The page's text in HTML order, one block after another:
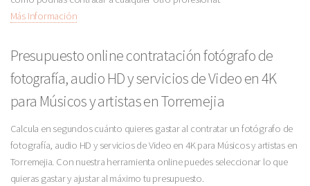
Más Información
Presupuesto online contratación fotógrafo de
fotografía, audio HD y servicios de Video en 4K
para Músicos y artistas en Torremejia
Calcula en segundos cuánto quieres gastar al contratar un fotógrafo de
fotografía, audio HD y servicios de Video en 4K para Músicos y artistas en
Torremejia. Con nuestra herramienta online puedes seleccionar lo que
quieras gastar y ajustar al máximo tu presupuesto.